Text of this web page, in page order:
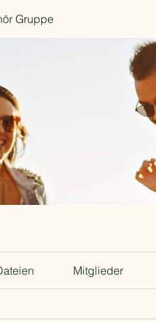
Gruppe
Mitglieder